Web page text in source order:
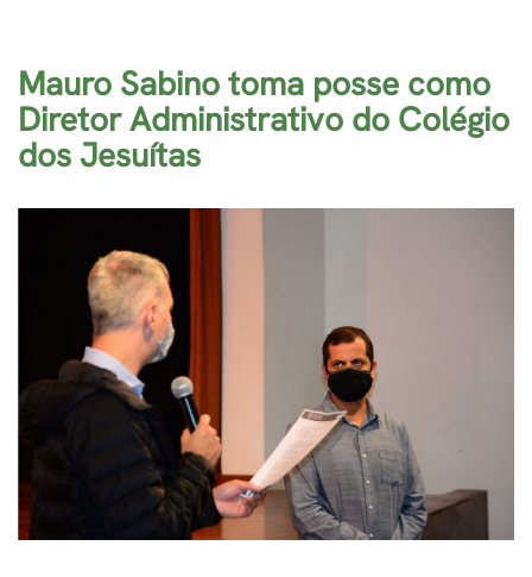
Mauro Sabino toma posse como
Diretor Administrativo do Colégio
dos Jesuítas